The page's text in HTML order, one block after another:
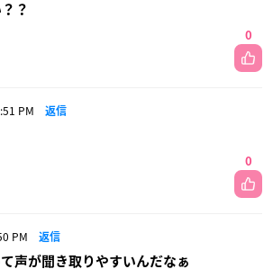
？
0
PM 返信
0
PM 返信
声が聞き取りやすいんだなぁ